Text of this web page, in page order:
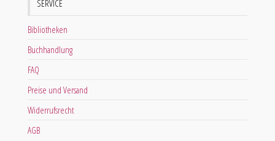
SERVICE
Bibliotheken
Buchhandlung
FAQ
Preise und Versand
Widerrufsrecht
AGB